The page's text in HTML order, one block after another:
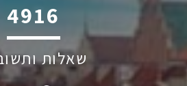
6045
שאלות